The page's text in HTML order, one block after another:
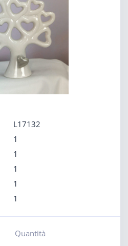
L17132
1
1
1
1
1
Quantità